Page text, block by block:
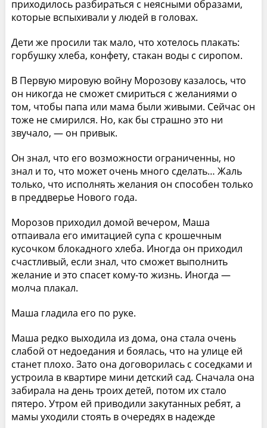
приходилось разбираться с неясными образами,
которые вспыхивали у людей в головах.
Дети же просили так мало, что хотелось плакать:
горбушку хлеба, конфету, стакан воды с сиропом.
В Первую мировую войну Морозову казалось, что
он никогда не сможет смириться с желаниями о
том, чтобы папа или мама были живыми. Сейчас он
тоже не смирился. Но, как бы страшно это ни
звучало, — он привык.
Он знал, что его возможности ограниченны, но
знал и то, что может очень много сделать… Жаль
только, что исполнять желания он способен только
в преддверье Нового года.
Морозов приходил домой вечером, Маша
отпаивала его имитацией супа с крошечным
кусочком блокадного хлеба. Иногда он приходил
счастливый, если знал, что сможет выполнить
желание и это спасет кому-то жизнь. Иногда —
молча плакал.
Маша гладила его по руке.
Маша редко выходила из дома, она стала очень
слабой от недоедания и боялась, что на улице ей
станет плохо. Зато она договорилась с соседками и
устроила в квартире мини детский сад. Сначала она
забирала на день троих детей, потом их стало
пятеро. Утром ей приводили закутанных ребят, а
мамы уходили стоять в очередях в надежде